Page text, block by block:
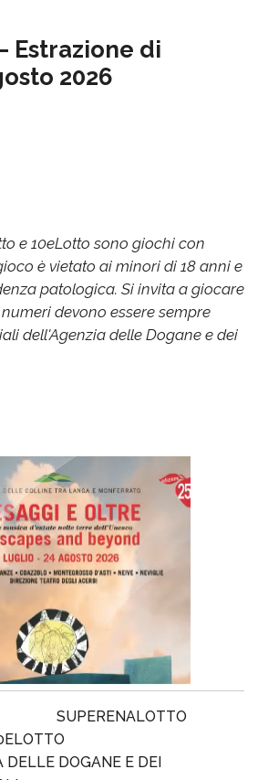
Estrazione di
2026
e 10eLotto sono giochi con
è vietato ai minori di 18 anni e
patologica. Si invita a giocare
devono essere sempre
dell'Agenzia delle Dogane e dei
SUPERENALOTTO
DELLE DOGANE E DEI